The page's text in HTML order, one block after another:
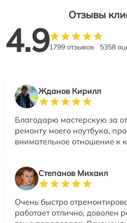
Отзывы
4.91799 отзывов 5358
Жданов Кирилл
Благодарю мастерскую за
ремонту моего ноутбука,
внимательное отношение к
Степанов Михаил
Очень быстро
работает отлично, доволен